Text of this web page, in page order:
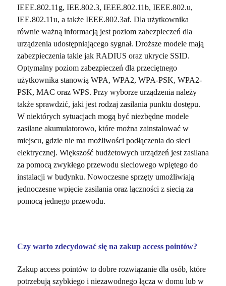
IEEE.802.11g, IEE.802.3, IEEE.802.11b, IEEE.802.u,
IEE.802.11u, a także IEEE.802.3af. Dla użytkownika
równie ważną informacją jest poziom zabezpieczeń dla
urządzenia udostępniającego sygnał. Droższe modele mają
zabezpieczenia takie jak RADIUS oraz ukrycie SSID.
Optymalny poziom zabezpieczeń dla przeciętnego
użytkownika stanowią WPA, WPA2, WPA-PSK, WPA2-
PSK, MAC oraz WPS. Przy wyborze urządzenia należy
także sprawdzić, jaki jest rodzaj zasilania punktu dostępu.
W niektórych sytuacjach mogą być niezbędne modele
zasilane akumulatorowo, które można zainstalować w
miejscu, gdzie nie ma możliwości podłączenia do sieci
elektrycznej. Większość budżetowych urządzeń jest zasilana
za pomocą zwykłego przewodu sieciowego wpiętego do
instalacji w budynku. Nowoczesne sprzęty umożliwiają
jednoczesne wpięcie zasilania oraz łączności z siecią za
pomocą jednego przewodu.
Czy warto zdecydować się na zakup access pointów?
Zakup access pointów to dobre rozwiązanie dla osób, które
potrzebują szybkiego i niezawodnego łącza w domu lub w